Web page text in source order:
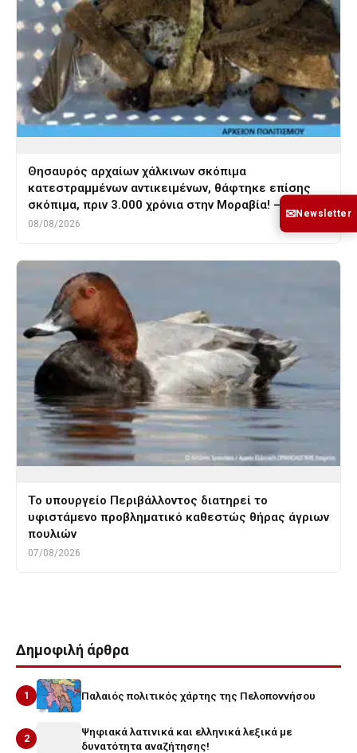
Θησαυρός αρχαίων χάλκινων σκόπιμα
κατεστραμμένων αντικειμένων, θάφτηκε επίσης
σκόπιμα, πριν 3.000 χρόνια στην Μοραβία! – του…
08/08/2026
Το υπουργείο Περιβάλλοντος διατηρεί το
υφιστάμενο προβληματικό καθεστώς θήρας άγριων
πουλιών
07/08/2026
Δημοφιλή άρθρα
1 Παλαιός πολιτικός χάρτης της Πελοποννήσου
2
Ψηφιακά λατινικά και ελληνικά λεξικά με
δυνατότητα αναζήτησης!
✉Newsletter